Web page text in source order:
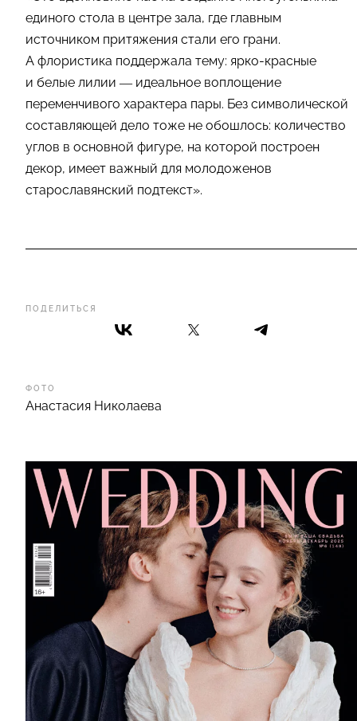
ПОДЕЛИТЬСЯ
ФОТО
Анастасия Николаева
единого стола в центре зала, где главным
источником притяжения стали его грани.
А флористика поддержала тему: ярко-красные
и белые лилии — идеальное воплощение
переменчивого характера пары. Без символической
составляющей дело тоже не обошлось: количество
углов в основной фигуре, на которой построен
декор, имеет важный для молодоженов
старославянский подтекст».